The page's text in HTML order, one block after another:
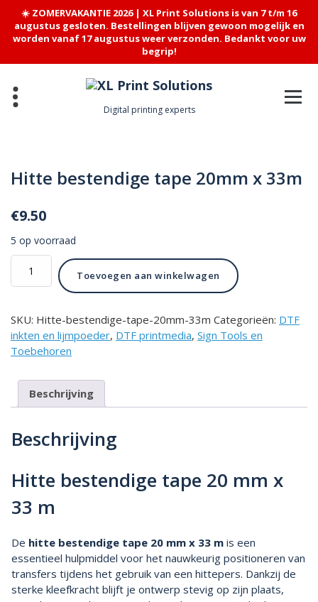
☀️ ZOMERVAKANTIE 2026 | XL Print Solutions is van 7 t/m 16
augustus gesloten. Bestellingen blijven gewoon mogelijk en
worden vanaf 17 augustus weer verzonden. Bedankt voor uw
begrip!
content
Digital printing experts
Hitte bestendige tape 20mm x 33m
€9.50
5 op voorraad
Hitte
bestendige
x
33m
aantal
Toevoegen aan winkelwagen
SKU: Hitte-bestendige-tape-20mm-33m Categorieën: DTF
inkten en lijmpoeder, DTF printmedia, Sign Tools en
Toebehoren
Beschrijving
Beschrijving
Hitte bestendige tape 20 mm x
33 m
De hitte bestendige tape 20 mm x 33 m is een
essentieel hulpmiddel voor het nauwkeurig positioneren van
transfers tijdens het gebruik van een hittepers. Dankzij de
sterke kleefkracht blijft je ontwerp stevig op zijn plaats,